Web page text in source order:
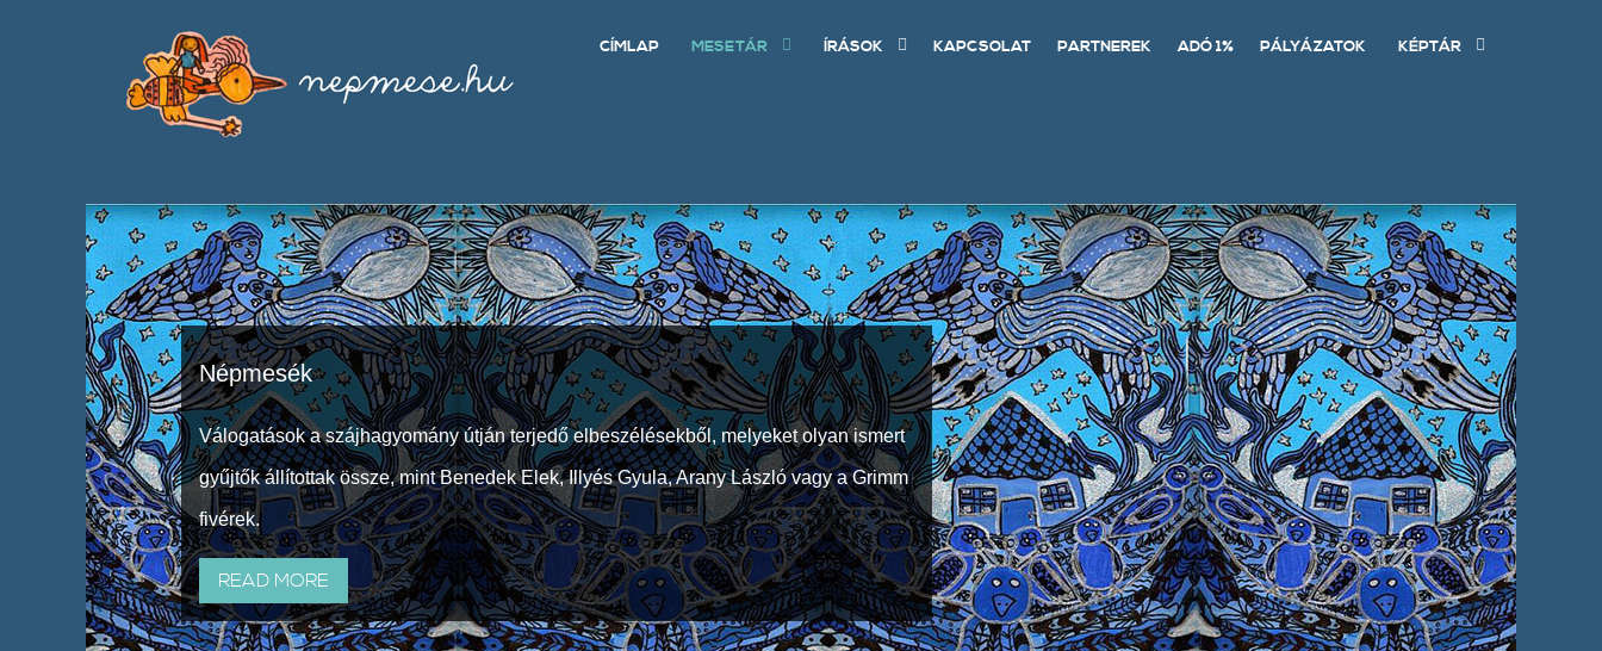
CÍMLAP MESETÁR ÍRÁSOK KAPCSOLAT PARTNEREK ADÓ 1% PÁLYÁZATOK KÉPTÁR
Népmesék
Válogatások a szájhagyomány útján terjedő elbeszélésekből, melyeket olyan ismert
gyűjtők állítottak össze, mint Benedek Elek, Illyés Gyula, Arany László vagy a Grimm
fivérek.
READ MORE